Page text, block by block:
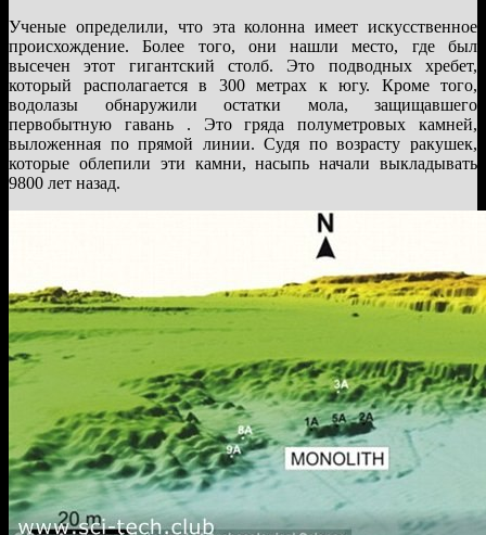
Ученые определили, что эта колонна имеет искусственное
происхождение. Более того, они нашли место, где был
высечен этот гигантский столб. Это подводных хребет,
который располагается в 300 метрах к югу. Кроме того,
водолазы обнаружили остатки мола, защищавшего
первобытную гавань . Это гряда полуметровых камней,
выложенная по прямой линии. Судя по возрасту ракушек,
которые облепили эти камни, насыпь начали выкладывать
9800 лет назад.